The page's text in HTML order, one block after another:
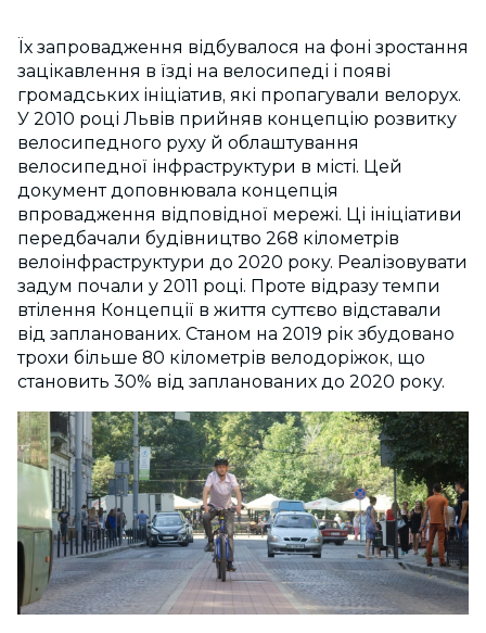
Їх запровадження відбувалося на фоні зростання
зацікавлення в їзді на велосипеді і появі
громадських ініціатив, які пропагували велорух.
У 2010 році Львів прийняв концепцію розвитку
велосипедного руху й облаштування
велосипедної інфраструктури в місті. Цей
документ доповнювала концепція
впровадження відповідної мережі. Ці ініціативи
передбачали будівництво 268 кілометрів
велоінфраструктури до 2020 року. Реалізовувати
задум почали у 2011 році. Проте відразу темпи
втілення Концепції в життя суттєво відставали
від запланованих. Станом на 2019 рік збудовано
трохи більше 80 кілометрів велодоріжок, що
становить 30% від запланованих до 2020 року.